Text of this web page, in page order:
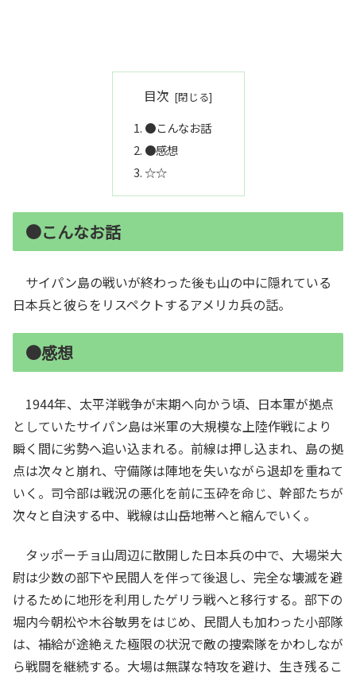
目次
●こんなお話
●感想
☆☆
●こんなお話
サイパン島の戦いが終わった後も山の中に隠れている
日本兵と彼らをリスペクトするアメリカ兵の話。
●感想
1944年、太平洋戦争が末期へ向かう頃、日本軍が拠点
としていたサイパン島は米軍の大規模な上陸作戦により
瞬く間に劣勢へ追い込まれる。前線は押し込まれ、島の拠
点は次々と崩れ、守備隊は陣地を失いながら退却を重ねて
いく。司令部は戦況の悪化を前に玉砕を命じ、幹部たちが
次々と自決する中、戦線は山岳地帯へと縮んでいく。
タッポーチョ山周辺に散開した日本兵の中で、大場栄大
尉は少数の部下や民間人を伴って後退し、完全な壊滅を避
けるために地形を利用したゲリラ戦へと移行する。部下の
堀内今朝松や木谷敏男をはじめ、民間人も加わった小部隊
は、補給が途絶えた極限の状況で敵の捜索隊をかわしなが
ら戦闘を継続する。大場は無謀な特攻を避け、生き残るこ